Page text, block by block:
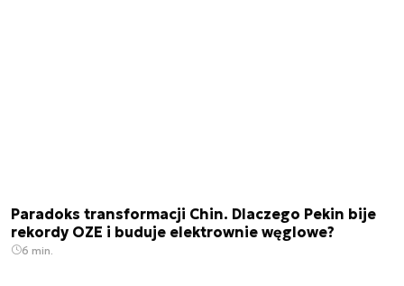
Paradoks transformacji Chin. Dlaczego Pekin bije
rekordy OZE i buduje elektrownie węglowe?
6 min.